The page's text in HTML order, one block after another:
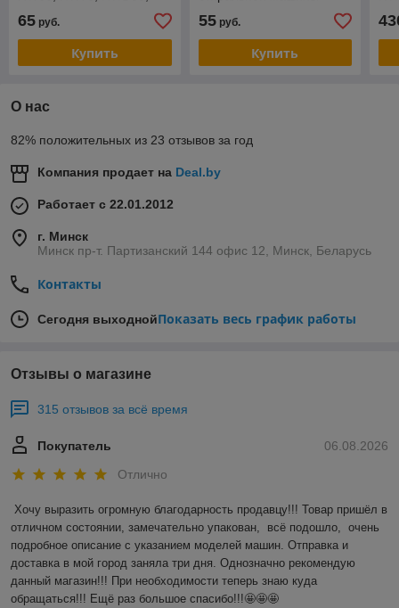
0024000128A,
0024000128D
65 руб.
Купить
55руб.
Купить
О нас
82% положительных из 23 отзывов за год
Компания продает на Deal.by
Работает с 22.01.2012
г. Минск
Минск пр-т. Партизанский 144 офис 12, Минск, Беларусь
Контакты
Сегодня выходнойПоказать весь график работы
Отзывы о магазине
315 отзывов за всё время
06.08.2026
Покупатель
Отлично
Хочу выразить огромную благодарность продавцу!!! Товар пришёл в
отличном состоянии, замечательно упакован,  всё подошло,  очень
подробное описание с указанием моделей машин. Отправка и
доставка в мой город заняла три дня. Однозначно рекомендую
данный магазин!!! При необходимости теперь знаю куда
обращаться!!! Ещё раз большое спасибо!!!🤩🤩🤩